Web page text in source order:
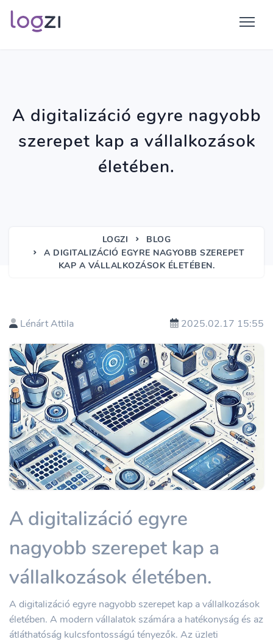
A digitalizáció egyre nagyobb
szerepet kap a vállalkozások
életében.
LOGZI
BLOG
A DIGITALIZÁCIÓ EGYRE NAGYOBB SZEREPET
KAP A VÁLLALKOZÁSOK ÉLETÉBEN.
Lénárt Attila 2025.02.17 15:55
A digitalizáció egyre
nagyobb szerepet kap a
vállalkozások életében.
A digitalizáció egyre nagyobb szerepet kap a vállalkozások
életében. A modern vállalatok számára a hatékonyság és az
átláthatóság kulcsfontosságú tényezők. Az üzleti